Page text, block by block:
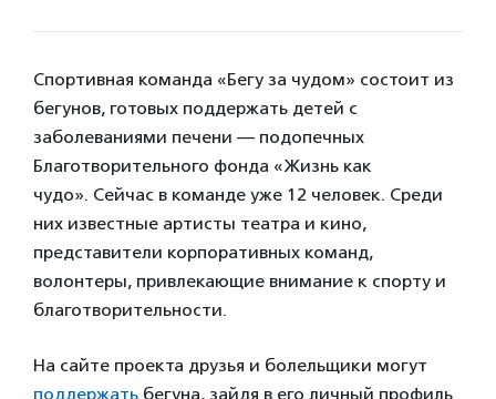
Спортивная команда «Бегу за чудом» состоит из
бегунов, готовых поддержать детей с
заболеваниями печени — подопечных
Благотворительного фонда «Жизнь как
чудо». Сейчас в команде уже 12 человек. Среди
них известные артисты театра и кино,
представители корпоративных команд,
волонтеры, привлекающие внимание к спорту и
благотворительности.
На сайте проекта друзья и болельщики могут
поддержать бегуна, зайдя в его личный профиль